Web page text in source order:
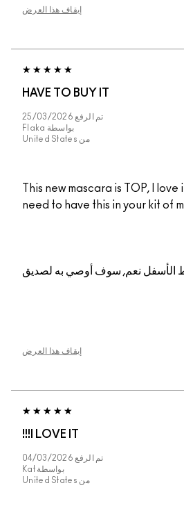
إيقاف هذا العرض
HAVE TO BUY IT
تم الرفع 25/03/2026
بواسطة Flaka
من United States
This new mascara is TOP, I love
need to have this in your kit of
الأسفلنعم, سوف أوصي به لصديق
إيقاف هذا العرض
I LOVE IT!!!
تم الرفع 04/03/2026
بواسطة Kat
من United States